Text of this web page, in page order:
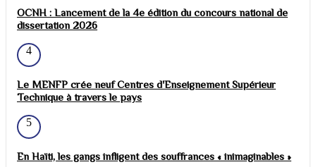
OCNH : Lancement de la 4e édition du concours national de
dissertation 2026
4
Le MENFP crée neuf Centres d'Enseignement Supérieur
Technique à travers le pays
5
En Haïti, les gangs infligent des souffrances « inimaginables »